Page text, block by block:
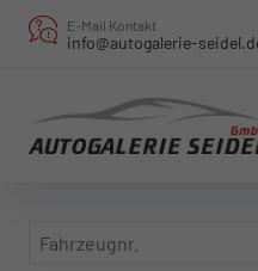
E-Mail Kontakt
info@autogalerie-
Fahrzeugnr.